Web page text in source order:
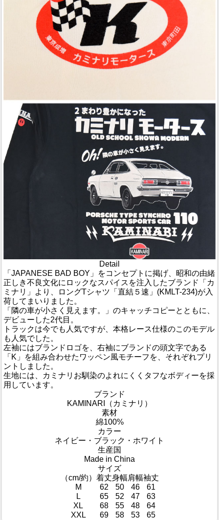
Detail
「JAPANESE BAD BOY」をコンセプトに掲げ、昭和の由緒
正しき不良文化にロックなスパイスを注入したブランド「カ
ミナリ」より、ロングTシャツ「直結５速」(KMLT-234)が入
荷してまいりました。
「隣の車が小さく見えます。」のキャッチコピーとともに、
デビューした2代目。
トラックは今でも人気ですが、本格レース仕様のこのモデル
も人気でした。
左袖にはブランドロゴを、右袖にブランドの頭文字である
「K」を組み合わせたワッペン風モチーフを、それぞれプリ
ントしました。
生地には、カミナリお馴染のよれにくくタフなボディーを採
用しています。
ブランド
KAMINARI（カミナリ）
素材
綿100%
カラー
ネイビー・ブラック・ホワイト
生産国
Made in China
サイズ
（cm/約） 着丈身幅肩幅袖丈
M
62 50 46
61
L
65 52 47
63
XL
68 55 48
64
XXL
69 58 53 65